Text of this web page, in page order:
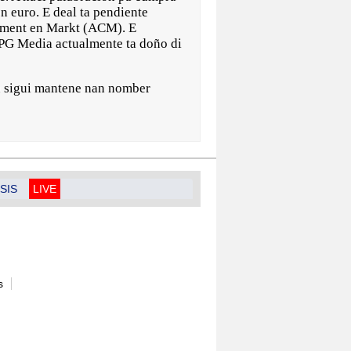
euro. E deal ta pendiente
en Markt (ACM). E
Media actualmente ta doño di
mantene nan nomber
LIVE